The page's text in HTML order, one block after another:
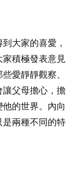
大家的喜愛，
積極發表意見
愛靜靜觀察、
父母擔心，擔
的世界。內向
兩種不同的特
人結婚，就自
事情不如你所
簡單，卻也不
姻的真相！...
始到孩子呱呱
這裡一次過集
這段路讓我們
有人卻說一時
，到底誰是誰
習的迷思～...
如何關顧自
功課測驗，還
中雜項要
做。可惜，有
注自己的情緒